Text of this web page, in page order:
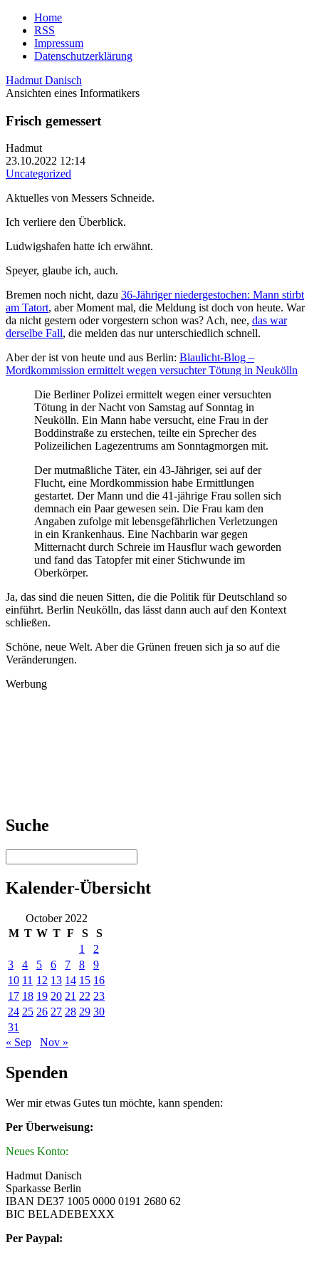
Home
RSS
Impressum
Datenschutzerklärung
Hadmut Danisch
Ansichten eines Informatikers
Frisch gemessert
Hadmut
23.10.2022 12:14
Uncategorized
Aktuelles von Messers Schneide.
Ich verliere den Überblick.
Ludwigshafen hatte ich erwähnt.
Speyer, glaube ich, auch.
Bremen noch nicht, dazu 36-Jähriger niedergestochen: Mann stirbt
am Tatort, aber Moment mal, die Meldung ist doch von heute. War
da nicht gestern oder vorgestern schon was? Ach, nee, das war
derselbe Fall, die melden das nur unterschiedlich schnell.
Aber der ist von heute und aus Berlin: Blaulicht-Blog –
Mordkommission ermittelt wegen versuchter Tötung in Neukölln
Die Berliner Polizei ermittelt wegen einer versuchten
Tötung in der Nacht von Samstag auf Sonntag in
Neukölln. Ein Mann habe versucht, eine Frau in der
Boddinstraße zu erstechen, teilte ein Sprecher des
Polizeilichen Lagezentrums am Sonntagmorgen mit.
Der mutmaßliche Täter, ein 43-Jähriger, sei auf der
Flucht, eine Mordkommission habe Ermittlungen
gestartet. Der Mann und die 41-jährige Frau sollen sich
demnach ein Paar gewesen sein. Die Frau kam den
Angaben zufolge mit lebensgefährlichen Verletzungen
in ein Krankenhaus. Eine Nachbarin war gegen
Mitternacht durch Schreie im Hausflur wach geworden
und fand das Tatopfer mit einer Stichwunde im
Oberkörper.
Ja, das sind die neuen Sitten, die die Politik für Deutschland so
einführt. Berlin Neukölln, das lässt dann auch auf den Kontext
schließen.
Schöne, neue Welt. Aber die Grünen freuen sich ja so auf die
Veränderungen.
Werbung
Suche
Kalender-Übersicht
October 2022
M T W T F S
S
1
2
3
4 5 6 7 8
9
10 11 12 13 14 15 16
17 18 19 20 21 22 23
24 25 26 27 28 29 30
31
« Sep
Nov »
Spenden
Wer mir etwas Gutes tun möchte, kann spenden:
Per Überweisung:
Neues Konto:
Hadmut Danisch
Sparkasse Berlin
IBAN DE37 1005 0000 0191 2680 62
BIC BELADEBEXXX
Per Paypal: